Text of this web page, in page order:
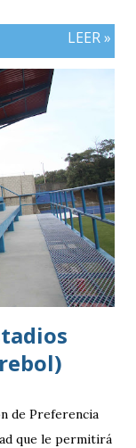
como
al
crecimiento
nació en 2016
creó su
en la Segunda
máxima
LEER »
de Preferencia
que le permitirá